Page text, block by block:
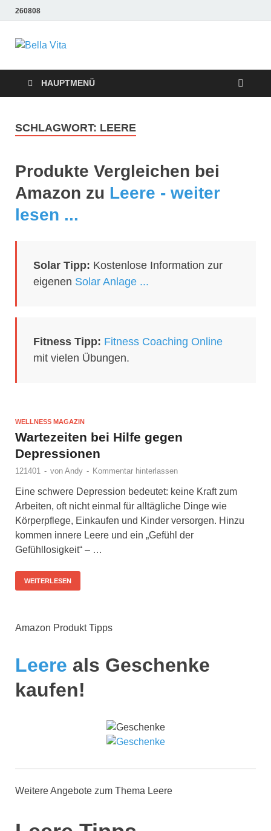
260808
Bella Vita
Wellness Fitness
Tipps
Tipps
HAUPTMENÜ
SCHLAGWORT: LEERE
Produkte Vergleichen bei
Amazon zu Leere - weiter
lesen ...
Solar Tipp: Kostenlose Information zur
eigenen Solar Anlage ...
Fitness Tipp: Fitness Coaching Online
mit vielen Übungen.
WELLNESS MAGAZIN
Wartezeiten bei Hilfe gegen
Depressionen
121401 - von Andy - Kommentar hinterlassen
Eine schwere Depression bedeutet: keine Kraft zum
Arbeiten, oft nicht einmal für alltägliche Dinge wie
Körperpflege, Einkaufen und Kinder versorgen. Hinzu
kommen innere Leere und ein „Gefühl der
Gefühllosigkeit“ – …
WEITERLESEN
Amazon Produkt Tipps
Leere als Geschenke
kaufen!
Weitere Angebote zum Thema Leere